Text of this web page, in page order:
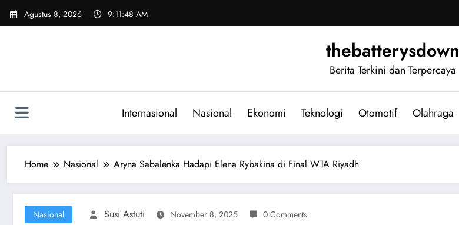
Skip
Agustus 8, 2026 9:11:49 AM
thebatterysdown
Berita Terkini dan Terpercaya
Internasional Nasional Ekonomi Teknologi Otomotif Olahraga
Home Nasional Aryna Sabalenka Hadapi Elena Rybakina di Final WTA Riyadh
Nasional Susi Astuti November 8, 2025 0 Comments